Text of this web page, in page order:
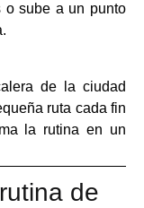
o sube a un punto
de la ciudad
ruta cada fin
la rutina en un
de